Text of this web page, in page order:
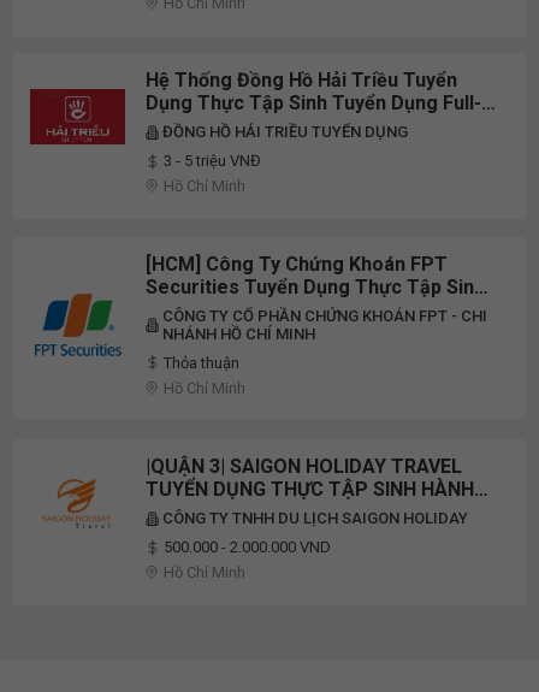
Hệ Thống Đồng Hồ Hải Triều Tuyển
Dụng Thực Tập Sinh Tuyển Dụng Full-
Time 2026
ĐỒNG HỒ HẢI TRIỀU TUYỂN DỤNG
3 - 5 triệu VNĐ
Hồ Chí Minh
[HCM] Công Ty Chứng Khoán FPT
Securities Tuyển Dụng Thực Tập Sinh
Nhân Sự Part-Time/ Full-Time 2026
CÔNG TY CỔ PHẦN CHỨNG KHOÁN FPT - CHI
NHÁNH HỒ CHÍ MINH
Thỏa thuận
Hồ Chí Minh
|QUẬN 3| SAIGON HOLIDAY TRAVEL
TUYỂN DỤNG THỰC TẬP SINH HÀNH
CHÍNH NHÂN SỰ
CÔNG TY TNHH DU LỊCH SAIGON HOLIDAY
500.000 - 2.000.000 VND
Hồ Chí Minh